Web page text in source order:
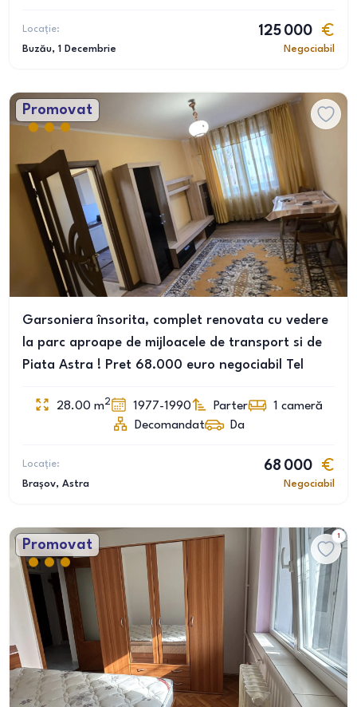
Locație:
Buzău, 1 Decembrie
125 000
Negociabil
Promovat
Garsoniera însorita, complet renovata cu vedere
la parc aproape de mijloacele de transport si de
Piata Astra ! Pret 68.000 euro negociabil Tel
28.00 m2 1977-1990 Parter 1 cameră
Decomandat
Da
Locație:
Brașov, Astra
68 000
Negociabil
Promovat
1